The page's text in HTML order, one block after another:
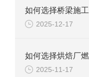
2025-12-17
2025-11-17